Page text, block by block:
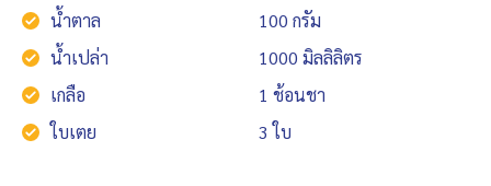
น้ำตาล
100 กรัม
น้ำเปล่า
1000 มิลลิลิตร
เกลือ
1 ช้อนชา
ใบเตย
3 ใบ